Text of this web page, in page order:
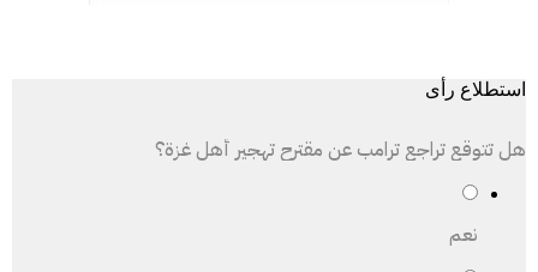
استطلاع رأى
هل تتوقع تراجع ترامب عن مقترح تهجير أهل غزة؟
نعم